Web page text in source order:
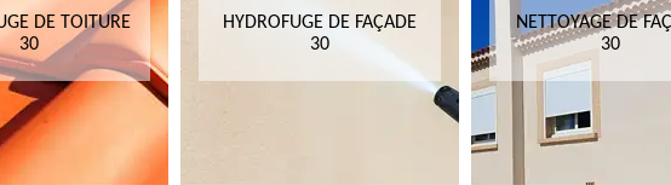
DE TOITURE
30
HYDROFUGE DE FAÇADE
30
NETTOYAGE DE
30